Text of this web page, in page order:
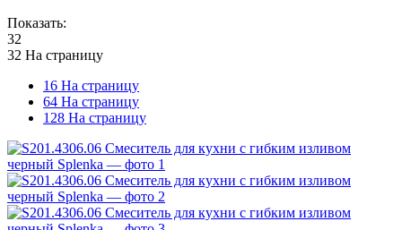
Показать:
32
32 На страницу
16 На страницу
64 На страницу
128 На страницу